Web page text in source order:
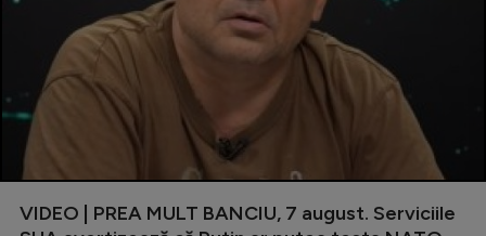
VIDEO | PREA MULT BANCIU, 7 august. Serviciile